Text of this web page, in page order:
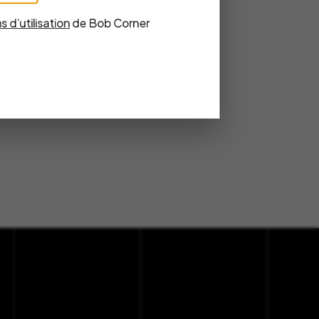
d’utilisationde Bob Corner